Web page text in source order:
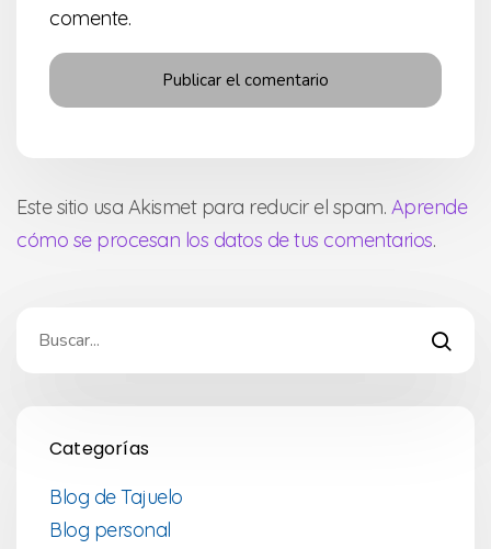
comente.
Este sitio usa Akismet para reducir el spam. Aprende
cómo se procesan los datos de tus comentarios.
Categorías
Blog de Tajuelo
Blog personal